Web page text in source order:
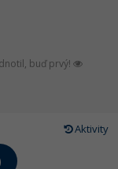
buď prvý!
Aktivity